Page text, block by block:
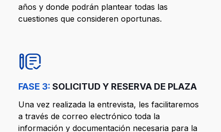
años y donde podrán plantear todas las
cuestiones que consideren oportunas.
FASE 3: SOLICITUD Y RESERVA DE PLAZA
Una vez realizada la entrevista, les facilitaremos
a través de correo electrónico toda la
información y documentación necesaria para la